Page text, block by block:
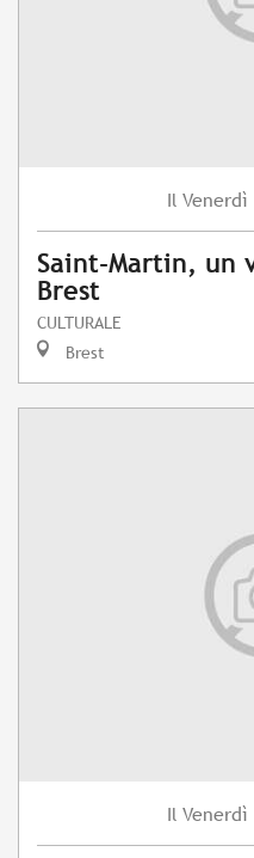
Il Venerdì
Saint-Martin, un
Brest
CULTURALE
Brest
Il Venerdì